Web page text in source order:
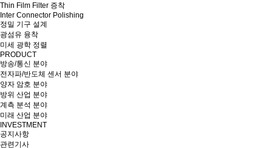
Thin Film Filter 증착
Inter Connector Polishing
정밀 기구 설계
광섬유 융착
미세 광학 정렬
PRODUCT
방송/통신 분야
전자파/반도체 센서 분야
양자 암호 분야
방위 산업 분야
계측 분석 분야
미래 산업 분야
INVESTMENT
공지사항
관련기사